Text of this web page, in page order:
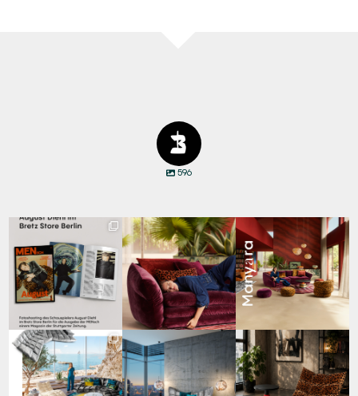
596
Zwischen Charakter
und Design:
Schauspieler August...
42 7
Den Kopf anlehnen. Die
Gedanken auf Reisen ...
69 2
Manyara. Inspiriert von
der Weite Afrikas....
59 2
Für jeden Lieblingsplatz
die passende Cloud.
☁️...
Cloud 7 – nicht nur zum
Sitzen, sondern auch
zum...
A bold statement. A
quiet retreat.
Mit unserem...